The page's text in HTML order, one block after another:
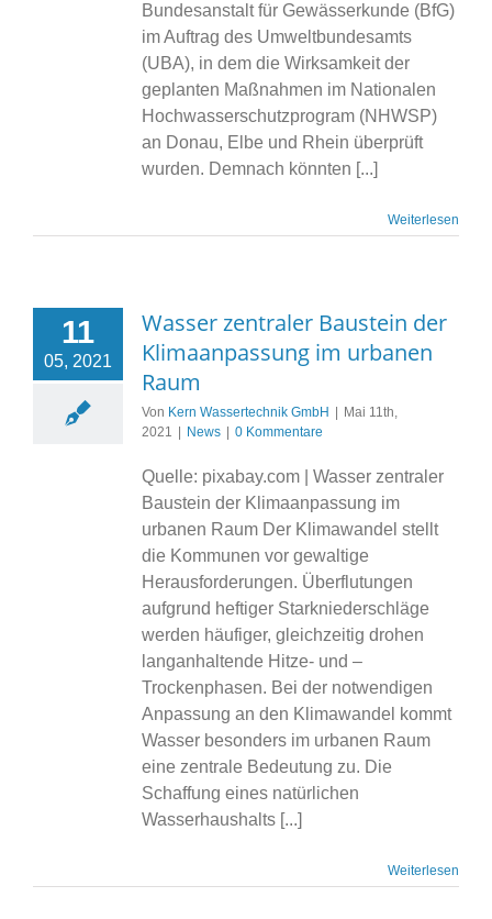
Bundesanstalt für Gewässerkunde (BfG)
im Auftrag des Umweltbundesamts
(UBA), in dem die Wirksamkeit der
geplanten Maßnahmen im Nationalen
Hochwasserschutzprogram (NHWSP)
an Donau, Elbe und Rhein überprüft
wurden. Demnach könnten [...]
Weiterlesen
11
05, 2021
Wasser zentraler Baustein der
Klimaanpassung im urbanen
Raum
Von Kern Wassertechnik GmbH
Mai 11th,
2021
News 0 Kommentare
Quelle: pixabay.com | Wasser zentraler
Baustein der Klimaanpassung im
urbanen Raum Der Klimawandel stellt
die Kommunen vor gewaltige
Herausforderungen. Überflutungen
aufgrund heftiger Starkniederschläge
werden häufiger, gleichzeitig drohen
langanhaltende Hitze- und –
Trockenphasen. Bei der notwendigen
Anpassung an den Klimawandel kommt
Wasser besonders im urbanen Raum
eine zentrale Bedeutung zu. Die
Schaffung eines natürlichen
Wasserhaushalts [...]
Weiterlesen